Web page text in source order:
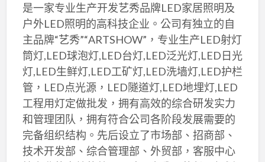
是一家专业生产开发艺秀品牌LED家居照明及
户外LED照明的高科技企业。公司有独立的自
主品牌“艺秀”“ARTSHOW”，专业生产LED射灯
筒灯,LED球泡灯,LED台灯,LED泛光灯,LED日光
灯,LED生鲜灯,LED工矿灯,LED洗墙灯,LED护栏
管，LED点光源，LED隧道灯,LED地埋灯,LED
工程用灯定做批发，拥有高效的综合研发实力
和管理团队，拥有符合公司各阶段发展需要的
完备组织结构。先后设立了市场部、招商部、
技术开发部、综合管理部、外贸部，客服中心